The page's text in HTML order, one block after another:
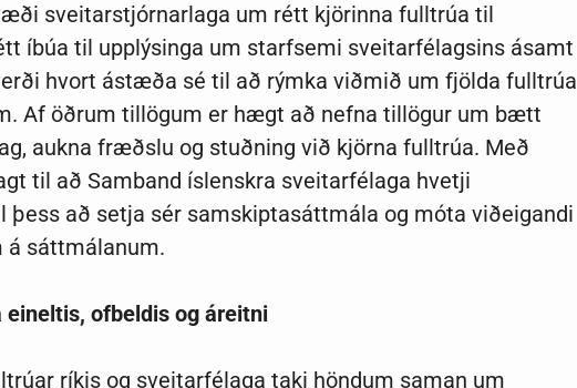
sveitarstjórnarlaga um rétt kjörinna fulltrúa til
íbúa til upplýsinga um starfsemi sveitarfélagsins ásamt
hvort ástæða sé til að rýmka viðmið um fjölda fulltrúa
Af öðrum tillögum er hægt að nefna tillögur um bætt
aukna fræðslu og stuðning við kjörna fulltrúa. Með
til að Samband íslenskra sveitarfélaga hvetji
þess að setja sér samskiptasáttmála og móta viðeigandi
á sáttmálanum.
eineltis, ofbeldis og áreitni
ríkis og sveitarfélaga taki höndum saman um